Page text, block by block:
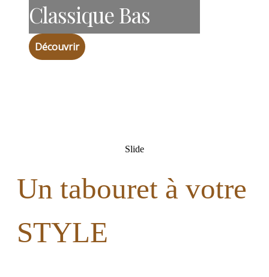
Classique Bas
Découvrir
Slide
Un tabouret à votre
STYLE